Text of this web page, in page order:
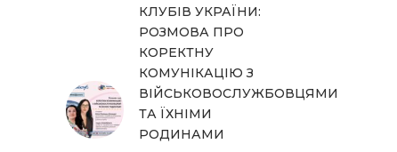
КЛУБІВ УКРАЇНИ:
РОЗМОВА ПРО
КОРЕКТНУ
КОМУНІКАЦІЮ З
ВІЙСЬКОВОСЛУЖБОВЦЯМИ
ТА ЇХНІМИ
РОДИНАМИ